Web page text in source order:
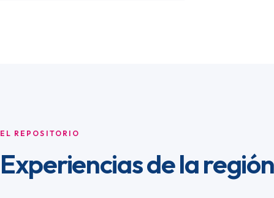
EL REPOSITORIO
Experiencias de la región